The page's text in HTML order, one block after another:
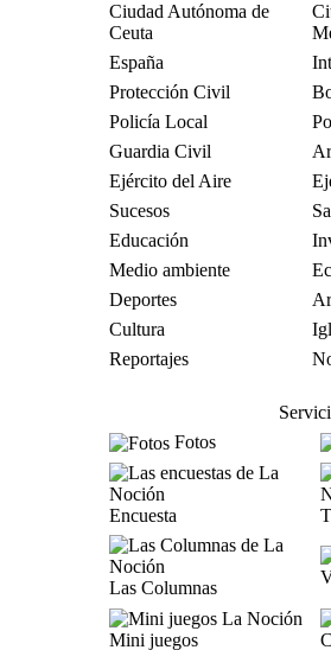
Ciudad Autónoma de
Ceuta
España
Protección Civil
Policía Local
Guardia Civil
Ejército del Aire
Sucesos
Educación
Medio ambiente
Deportes
Cultura
Reportajes
Fotos
Encuesta
Las Columnas
Mini juegos